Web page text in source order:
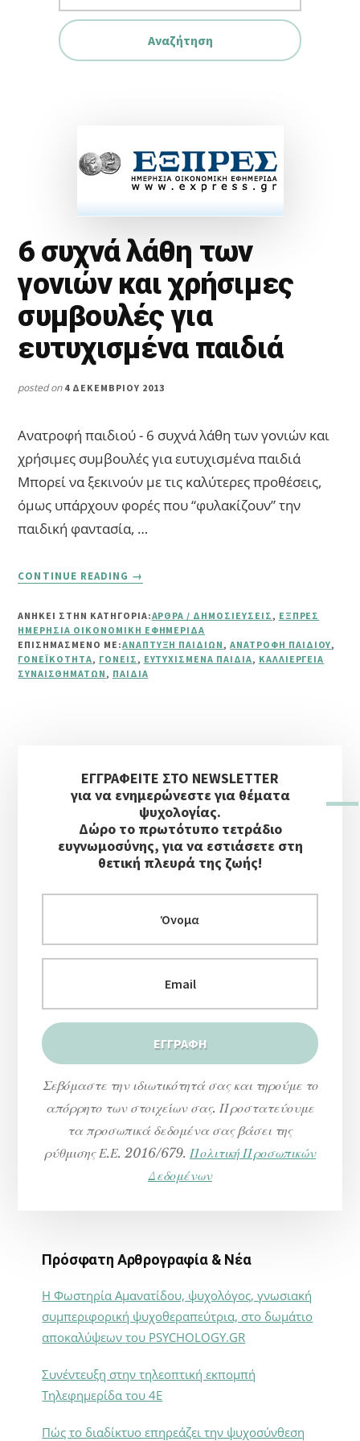
website
6 συχνά λάθη των
γονιών και χρήσιμες
συμβουλές για
ευτυχισμένα παιδιά
posted on 4 ΔΕΚΕΜΒΡΊΟΥ 2013
Ανατροφή παιδιού - 6 συχνά λάθη των γονιών και
χρήσιμες συμβουλές για ευτυχισμένα παιδιά
Μπορεί να ξεκινούν με τις καλύτερες προθέσεις,
όμως υπάρχουν φορές που “φυλακίζουν” την
παιδική φαντασία, …
CONTINUE READING
6
ΛΆΘΗ
ΤΩΝ
ΓΟΝΙΏΝ
ΚΑΙ
→
ΑΝΗΚΕΙ ΣΤΗΝ ΚΑΤΗΓΟΡΙΑ:ΆΡΘΡΑ / ΔΗΜΟΣΙΕΎΣΕΙΣ , ΕΞΠΡΕΣ
ΗΜΕΡΉΣΙΑ ΟΙΚΟΝΟΜΙΚΉ ΕΦΗΜΕΡΊΔΑ
ΕΠΙΣΗΜΑΣΜΈΝΟ ΜΕ:ΑΝΆΠΤΥΞΗ ΠΑΙΔΙΏΝ ,ΑΝΑΤΡΟΦΉ ΠΑΙΔΙΟΎ,
ΓΟΝΕΪΚΌΤΗΤΑ, ΓΟΝΕΊΣ , ΕΥΤΥΧΙΣΜΈΝΑ ΠΑΙΔΙΆ, ΚΑΛΛΙΈΡΓΕΙΑ
ΣΥΝΑΙΣΘΗΜΆΤΩΝ , ΠΑΙΔΙΆ
ΠλευρικήΕΓΓΡΑΦΕΙΤΕ ΣΤΟ NEWSLETTER
για να ενημερώνεστε για θέματα
ψυχολογίας.
Δώρο το πρωτότυπο τετράδιο
ευγνωμοσύνης, για να εστιάσετε στη
θετική πλευρά της ζωής!
Σεβόμαστε την ιδιωτικότητά σας και τηρούμε το
απόρρητο των στοιχείων σας. Προστατεύουμε
τα προσωπικά δεδομένα σας βάσει της
ρύθμισης Ε.Ε. 2016/679. Πολιτική Προσωπικών
Δεδομένων
Πρόσφατη Αρθρογραφία & Νέα
Η Φωστηρία Αμανατίδου, ψυχολόγος, γνωσιακή
συμπεριφορική ψυχοθεραπεύτρια, στο δωμάτιο
αποκαλύψεων του PSYCHOLOGY.GR
Συνέντευξη στην τηλεοπτική εκπομπή
Τηλεφημερίδα του 4Ε
Πώς το διαδίκτυο επηρεάζει την ψυχοσύνθεση